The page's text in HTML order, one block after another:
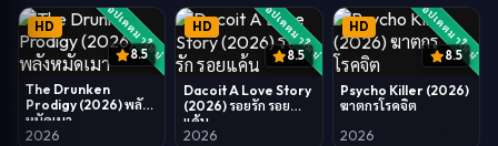
อัปเดตมาใหม่
HD
8.5
The Drunken
Prodigy (2026) พลัง
หมัดเมา
2026
อัปเดตมาใหม่
HD
8.5
Dacoit A Love Story
(2026) รอยรัก รอย
แค้น
2026
อัปเดตมาใหม่
HD
8.5
Psycho Killer (2026)
ฆาตกรโรคจิต
2026